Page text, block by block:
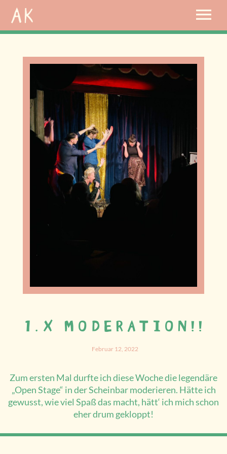
1.X MODERATION!!
Februar 12, 2022
Zum ersten Mal durfte ich diese Woche die legendäre
„Open Stage“ in der Scheinbar moderieren. Hätte ich
gewusst, wie viel Spaß das macht, hätt‘ ich mich schon
eher drum gekloppt!